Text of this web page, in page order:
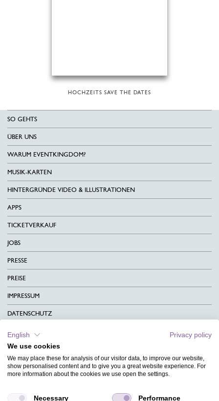
HOCHZEITS SAVE THE DATES
SO GEHTS
ÜBER UNS
WARUM EVENTKINGDOM?
MUSIK-KARTEN
HINTERGRÜNDE VIDEO & ILLUSTRATIONEN
APPS
TICKETVERKAUF
JOBS
PRESSE
PREISE
IMPRESSUM
DATENSCHUTZ
KONTAKT
AGB
CHARITY
English
Privacy policy
We use cookies
We may place these for analysis of our visitor data, to improve our website,
show personalised content and to give you a great website experience. For
more information about the cookies we use open the settings.
Necessary Performance